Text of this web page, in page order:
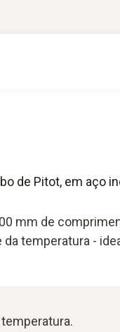
de Pitot, em aço
mm de
temperatura -